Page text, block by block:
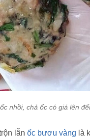
nhồi, chả ốc có giá lên
lẫn ốc bươu vàng là